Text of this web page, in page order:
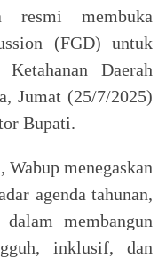
resmi membuka
(FGD) untuk
Daerah
Jumat (25/7/2025)
Bupati.
menegaskan
agenda tahunan,
membangun
inklusif, dan